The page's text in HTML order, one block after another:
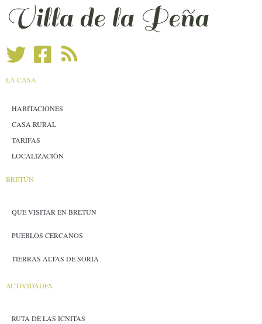
Villa de la Peña
LA CASA
HABITACIONES
CASA RURAL
TARIFAS
LOCALIZACIÓN
BRETÚN
QUE VISITAR EN BRETÚN
PUEBLOS CERCANOS
TIERRAS ALTAS DE SORIA
ACTIVIDADES
RUTA DE LAS ICNITAS